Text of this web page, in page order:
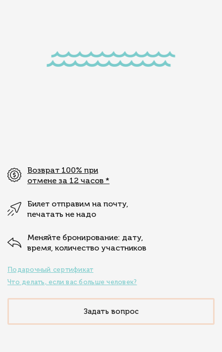
Возврат 100% при
отмене за 12 часов *
Билет отправим на почту,
печатать не надо
Меняйте бронирование: дату,
время, количество участников
Подарочный сертификат
Что делать, если вас больше человек?
Задать вопрос